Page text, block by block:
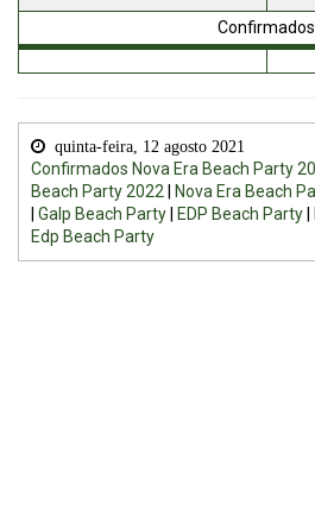
quinta-feira, 12 agosto 2021
Confirmados Nova Era Beach Party
Beach Party 2022
Nova Era Beach
Galp Beach Party EDP Beach Party
Edp Beach Party